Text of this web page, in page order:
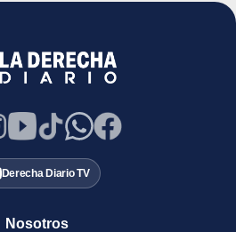
Derecha Diario TV
Nosotros